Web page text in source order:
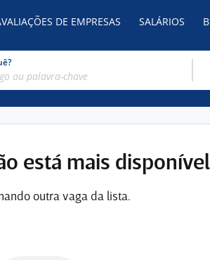
DE EMPRESAS SALÁRIOS
está mais
outra vaga da lista.